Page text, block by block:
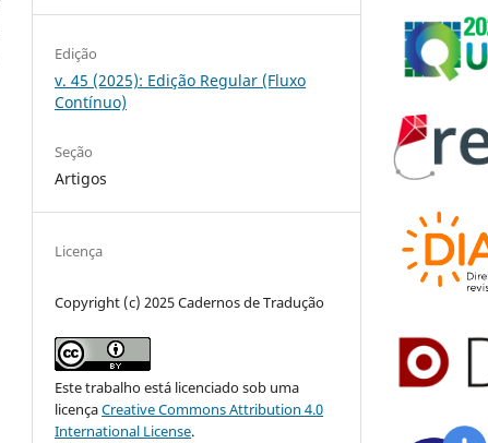
Edição
v. 45 (2025): Edição Regular (Fluxo
Contínuo)
Seção
Artigos
Licença
Copyright (c) 2025 Cadernos de Tradução
Este trabalho está licenciado sob uma
licençaCreative Commons Attribution 4.0
International License.